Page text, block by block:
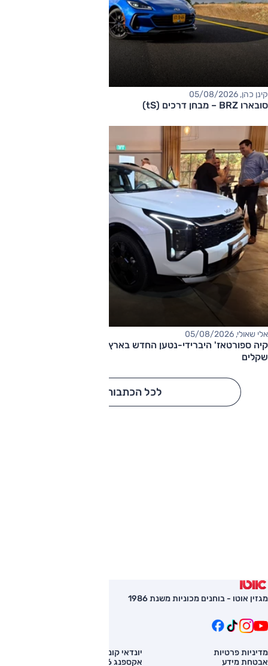
קינן כהן, 05/08/2026
סובארו BRZ – מבחן דרכים (tS)
אלי שאולי, 05/08/2026
שקלים
לכל הכתבות
מגזין אוטו - בוחנים מכוניות משנת 1986
מדיניות פרטיות
אבטחת מידע
יונדאי קונה
אקספנג G6